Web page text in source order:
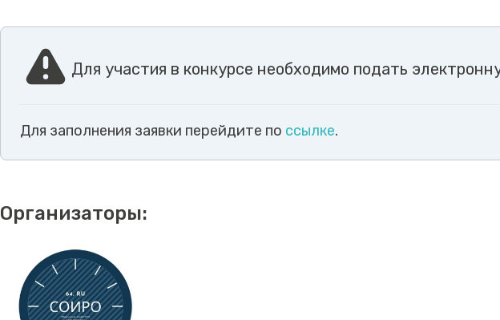
Для участия в конкурсе необходимо подать
Для заполнения заявки перейдите по ссылке.
Организаторы: